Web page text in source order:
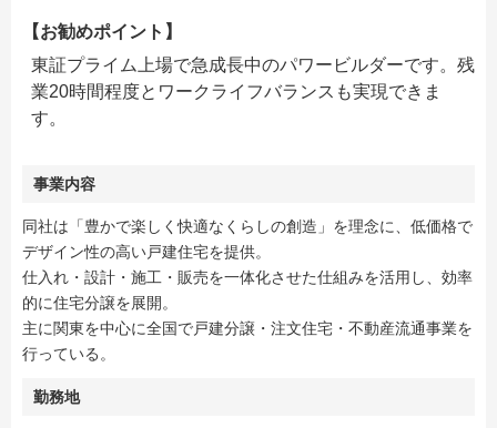
【お勧めポイント】
東証プライム上場で急成長中のパワービルダーです。残
業20時間程度とワークライフバランスも実現できま
す。
事業内容
同社は「豊かで楽しく快適なくらしの創造」を理念に、低価格で
デザイン性の高い戸建住宅を提供。
仕入れ・設計・施工・販売を一体化させた仕組みを活用し、効率
的に住宅分譲を展開。
主に関東を中心に全国で戸建分譲・注文住宅・不動産流通事業を
行っている。
勤務地